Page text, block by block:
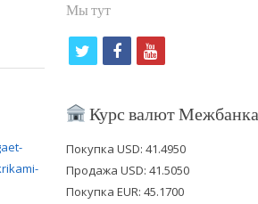
Мы тут
i
t
e
f
c
b
o
y
u
u
b
Курс валют Межбанка
Покупка USD: 41.4950
Продажа USD: 41.5050
Покупка EUR: 45.1700